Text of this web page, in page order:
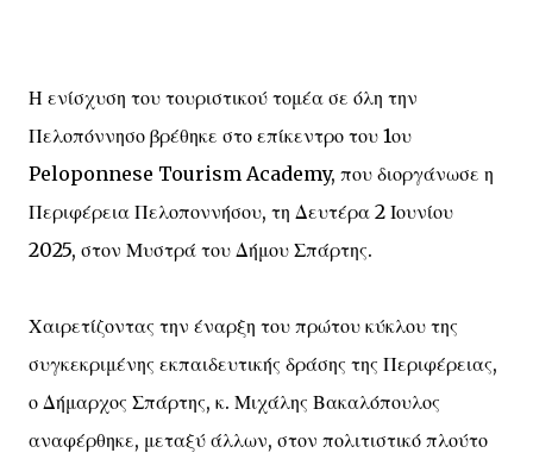
Η ενίσχυση του τουριστικού τομέα σε όλη την
Πελοπόννησο βρέθηκε στο επίκεντρο του 1ου
Peloponnese Tourism Academy, που διοργάνωσε η
Περιφέρεια Πελοποννήσου, τη Δευτέρα 2 Ιουνίου
2025, στον Μυστρά του Δήμου Σπάρτης.
Χαιρετίζοντας την έναρξη του πρώτου κύκλου της
συγκεκριμένης εκπαιδευτικής δράσης της Περιφέρειας,
ο Δήμαρχος Σπάρτης, κ. Μιχάλης Βακαλόπουλος
αναφέρθηκε, μεταξύ άλλων, στον πολιτιστικό πλούτο